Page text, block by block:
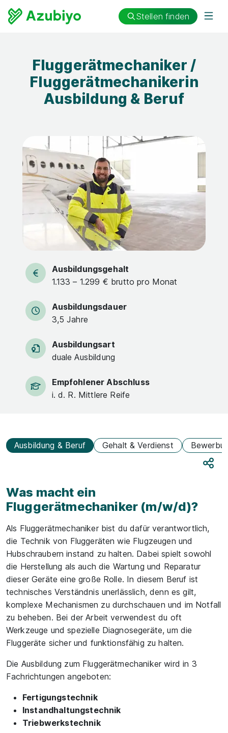
Stellen finden
Fluggerätmechaniker /
Fluggerätmechanikerin
Ausbildung & Beruf
Ausbildungsgehalt
1.133 – 1.299 € brutto pro Monat
Ausbildungsdauer
3,5 Jahre
Ausbildungsart
duale Ausbildung
Empfohlener Abschluss
i. d. R. Mittlere Reife
Ausbildung & Beruf Gehalt & Verdienst
Was macht ein
Fluggerätmechaniker (m/w/d)?
Als Fluggerätmechaniker bist du dafür verantwortlich,
die Technik von Fluggeräten wie Flugzeugen und
Hubschraubern instand zu halten. Dabei spielt sowohl
die Herstellung als auch die Wartung und Reparatur
dieser Geräte eine große Rolle. In diesem Beruf ist
technisches Verständnis unerlässlich, denn es gilt,
komplexe Mechanismen zu durchschauen und im Notfall
zu beheben. Bei der Arbeit verwendest du oft
Werkzeuge und spezielle Diagnosegeräte, um die
Fluggeräte sicher und funktionsfähig zu halten.
Die Ausbildung zum Fluggerätmechaniker wird in 3
Fachrichtungen angeboten:
Fertigungstechnik
Instandhaltungstechnik
Triebwerkstechnik